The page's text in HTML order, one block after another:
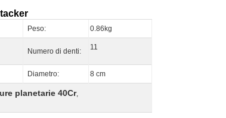
Peso: 0.86kg
Numero di denti: 11
Diametro: 8 cm
planetarie 40Cr,